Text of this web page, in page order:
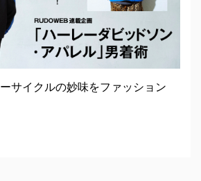
サイクルの妙味をファッション